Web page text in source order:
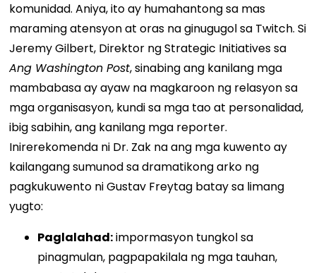
komunidad. Aniya, ito ay humahantong sa mas
maraming atensyon at oras na ginugugol sa Twitch. Si
Jeremy Gilbert, Direktor ng Strategic Initiatives sa
Ang Washington Post, sinabing ang kanilang mga
mambabasa ay ayaw na magkaroon ng relasyon sa
mga organisasyon, kundi sa mga tao at personalidad,
ibig sabihin, ang kanilang mga reporter.
Inirerekomenda ni Dr. Zak na ang mga kuwento ay
kailangang sumunod sa dramatikong arko ng
pagkukuwento ni Gustav Freytag batay sa limang
yugto:
Paglalahad:impormasyon tungkol sa
pinagmulan, pagpapakilala ng mga tauhan,